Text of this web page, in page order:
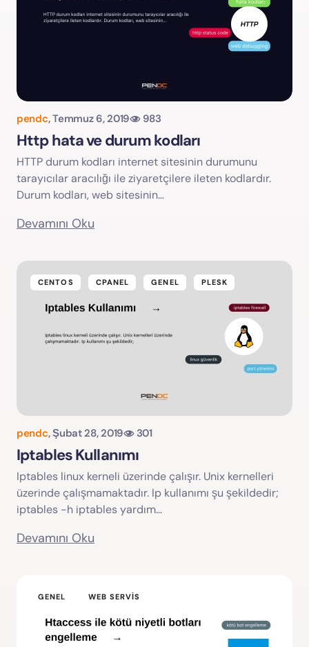
pendc, Temmuz 6, 2019 983
Http hata ve durum kodları
HTTP durum kodları internet sitesinin durumunu
tarayıcılar aracılığı ile ziyaretçilere ileten kodlardır.
Durum kodları, web sitesinin…
Devamını Oku
CENTOS CPANEL GENEL PLESK
pendc, Şubat 28, 2019 301
Iptables Kullanımı
Iptables linux kerneli üzerinde çalışır. Unix kernelleri
üzerinde çalışmamaktadır. Ip kullanımı şu şekildedir;
iptables -h iptables yardım…
Devamını Oku
GENEL WEB SERVIS